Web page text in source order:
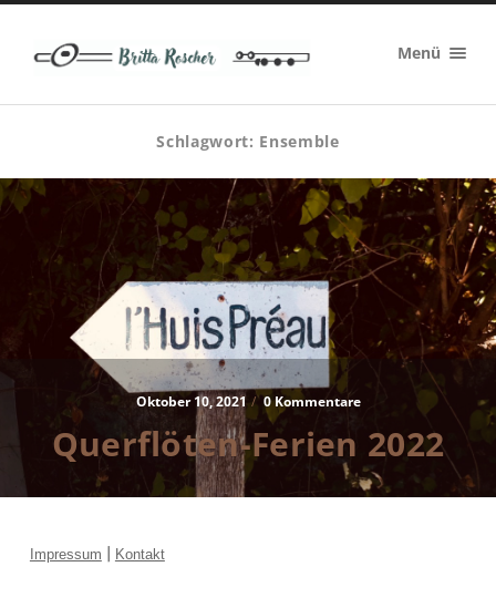
Britta
Roscher
Menü
Schlagwort: Ensemble
Oktober 10, 2021 / 0 Kommentare
Querflöten-Ferien 2022
Impressum | Kontakt